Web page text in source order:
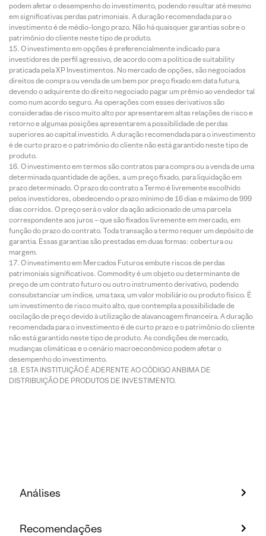
podem afetar o desempenho do investimento, podendo resultar até mesmo
em significativas perdas patrimoniais. A duração recomendada para o
investimento é de médio-longo prazo. Não há quaisquer garantias sobre o
patrimônio do cliente neste tipo de produto.
O investimento em opções é preferencialmente indicado para
investidores de perfil agressivo, de acordo com a política de suitability
praticada pela XP Investimentos. No mercado de opções, são negociados
direitos de compra ou venda de um bem por preço fixado em data futura,
devendo o adquirente do direito negociado pagar um prêmio ao vendedor tal
como num acordo seguro. As operações com esses derivativos são
consideradas de risco muito alto por apresentarem altas relações de risco e
retorno e algumas posições apresentarem a possibilidade de perdas
superiores ao capital investido. A duração recomendada para o investimento
é de curto prazo e o patrimônio do cliente não está garantido neste tipo de
produto.
O investimento em termos são contratos para compra ou a venda de uma
determinada quantidade de ações, a um preço fixado, para liquidação em
prazo determinado. O prazo do contrato a Termo é livremente escolhido
pelos investidores, obedecendo o prazo mínimo de 16 dias e máximo de 999
dias corridos. O preço será o valor da ação adicionado de uma parcela
correspondente aos juros – que são fixados livremente em mercado, em
função do prazo do contrato. Toda transação a termo requer um depósito de
garantia. Essas garantias são prestadas em duas formas: cobertura ou
margem.
O investimento em Mercados Futuros embute riscos de perdas
patrimoniais significativos. Commodity é um objeto ou determinante de
preço de um contrato futuro ou outro instrumento derivativo, podendo
consubstanciar um índice, uma taxa, um valor mobiliário ou produto físico. É
um investimento de risco muito alto, que contempla a possibilidade de
oscilação de preço devido à utilização de alavancagem financeira. A duração
recomendada para o investimento é de curto prazo e o patrimônio do cliente
não está garantido neste tipo de produto. As condições de mercado,
mudanças climáticas e o cenário macroeconômico podem afetar o
desempenho do investimento.
ESTA INSTITUIÇÃO É ADERENTE AO CÓDIGO ANBIMA DE
DISTRIBUIÇÃO DE PRODUTOS DE INVESTIMENTO.
Análises
Recomendações